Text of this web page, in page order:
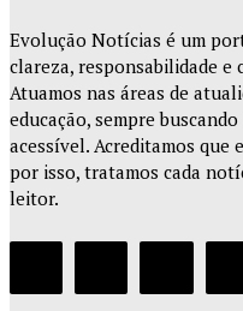
Evolução Notícias é um
clareza, responsabilidade e
Atuamos nas áreas de
educação, sempre
acessível. Acreditamos
por isso, tratamos cada
leitor.